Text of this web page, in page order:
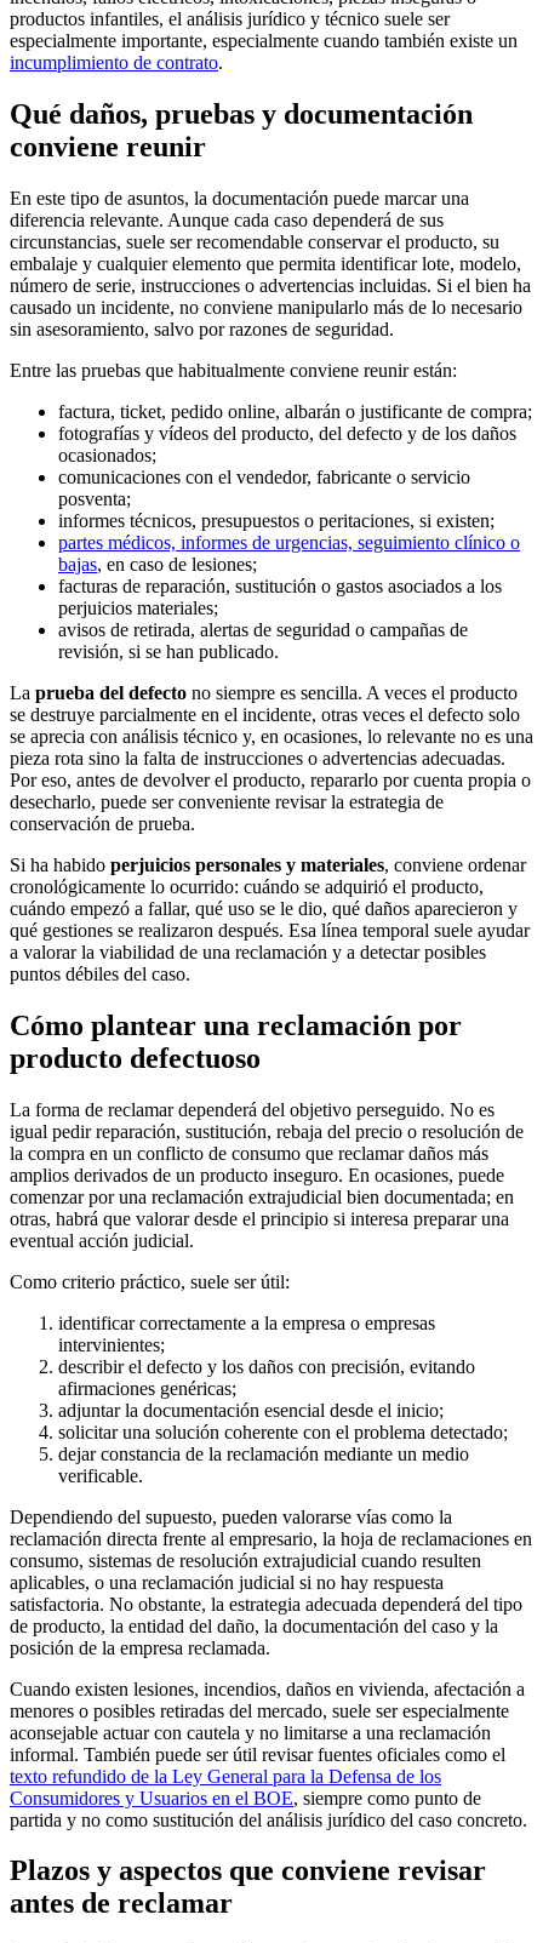
productos infantiles, el análisis jurídico y técnico suele ser
especialmente importante, especialmente cuando también existe un
incumplimiento de contrato.
Qué daños, pruebas y documentación
conviene reunir
En este tipo de asuntos, la documentación puede marcar una
diferencia relevante. Aunque cada caso dependerá de sus
circunstancias, suele ser recomendable conservar el producto, su
embalaje y cualquier elemento que permita identificar lote, modelo,
número de serie, instrucciones o advertencias incluidas. Si el bien ha
causado un incidente, no conviene manipularlo más de lo necesario
sin asesoramiento, salvo por razones de seguridad.
Entre las pruebas que habitualmente conviene reunir están:
factura, ticket, pedido online, albarán o justificante de compra;
fotografías y vídeos del producto, del defecto y de los daños
ocasionados;
comunicaciones con el vendedor, fabricante o servicio
posventa;
informes técnicos, presupuestos o peritaciones, si existen;
partes médicos, informes de urgencias, seguimiento clínico o
bajas, en caso de lesiones;
facturas de reparación, sustitución o gastos asociados a los
perjuicios materiales;
avisos de retirada, alertas de seguridad o campañas de
revisión, si se han publicado.
La prueba del defecto no siempre es sencilla. A veces el producto
se destruye parcialmente en el incidente, otras veces el defecto solo
se aprecia con análisis técnico y, en ocasiones, lo relevante no es una
pieza rota sino la falta de instrucciones o advertencias adecuadas.
Por eso, antes de devolver el producto, repararlo por cuenta propia o
desecharlo, puede ser conveniente revisar la estrategia de
conservación de prueba.
Si ha habido perjuicios personales y materiales, conviene ordenar
cronológicamente lo ocurrido: cuándo se adquirió el producto,
cuándo empezó a fallar, qué uso se le dio, qué daños aparecieron y
qué gestiones se realizaron después. Esa línea temporal suele ayudar
a valorar la viabilidad de una reclamación y a detectar posibles
puntos débiles del caso.
Cómo plantear una reclamación por
producto defectuoso
La forma de reclamar dependerá del objetivo perseguido. No es
igual pedir reparación, sustitución, rebaja del precio o resolución de
la compra en un conflicto de consumo que reclamar daños más
amplios derivados de un producto inseguro. En ocasiones, puede
comenzar por una reclamación extrajudicial bien documentada; en
otras, habrá que valorar desde el principio si interesa preparar una
eventual acción judicial.
Como criterio práctico, suele ser útil:
identificar correctamente a la empresa o empresas
intervinientes;
describir el defecto y los daños con precisión, evitando
afirmaciones genéricas;
adjuntar la documentación esencial desde el inicio;
solicitar una solución coherente con el problema detectado;
dejar constancia de la reclamación mediante un medio
verificable.
Dependiendo del supuesto, pueden valorarse vías como la
reclamación directa frente al empresario, la hoja de reclamaciones en
consumo, sistemas de resolución extrajudicial cuando resulten
aplicables, o una reclamación judicial si no hay respuesta
satisfactoria. No obstante, la estrategia adecuada dependerá del tipo
de producto, la entidad del daño, la documentación del caso y la
posición de la empresa reclamada.
Cuando existen lesiones, incendios, daños en vivienda, afectación a
menores o posibles retiradas del mercado, suele ser especialmente
aconsejable actuar con cautela y no limitarse a una reclamación
informal. También puede ser útil revisar fuentes oficiales como el
texto refundido de la Ley General para la Defensa de los
Consumidores y Usuarios en el BOE, siempre como punto de
partida y no como sustitución del análisis jurídico del caso concreto.
Plazos y aspectos que conviene revisar
antes de reclamar